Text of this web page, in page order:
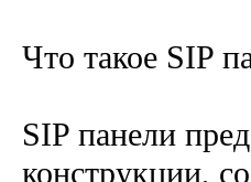
Что такое SIP
SIP панели
конструкции,